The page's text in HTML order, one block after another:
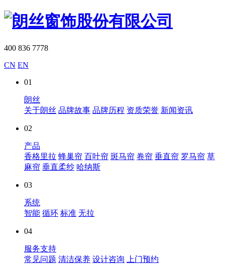
400 836 7778
CN EN
01
朗丝
关于朗丝 品牌故事 品牌历程 资质荣誉 新闻资讯
02
产品
香格里拉 蜂巢帘 百叶帘 斑马帘 卷帘 垂直帘 罗马帘 草
麻帘 垂直柔纱 哈纳斯
03
系统
智能 循环 标准 无拉
04
服务支持
常见问题 清洁保养 设计咨询 上门预约